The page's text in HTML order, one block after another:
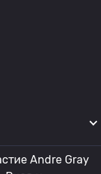
Andre Gray